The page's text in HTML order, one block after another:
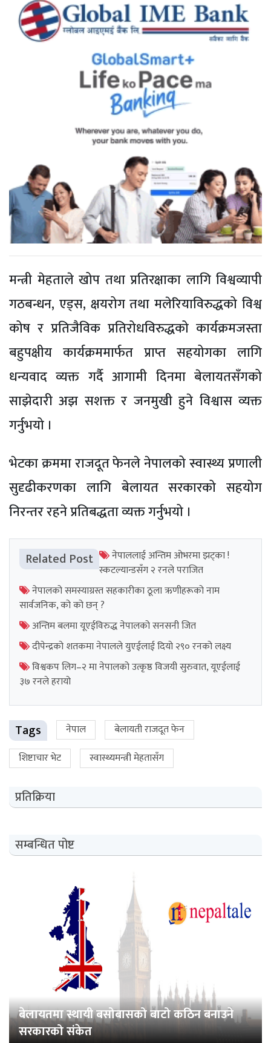
मन्त्री मेहताले खोप तथा प्रतिरक्षाका लागि विश्वव्यापी
गठबन्धन, एड्स, क्षयरोग तथा मलेरियाविरुद्धको विश्व
कोष र प्रतिजैविक प्रतिरोधविरुद्धको कार्यक्रमजस्ता
बहुपक्षीय कार्यक्रममार्फत प्राप्त सहयोगका लागि
धन्यवाद व्यक्त गर्दै आगामी दिनमा बेलायतसँगको
साझेदारी अझ सशक्त र जनमुखी हुने विश्वास व्यक्त
गर्नुभयो ।
भेटका क्रममा राजदूत फेनले नेपालको स्वास्थ्य प्रणाली
सुदृढीकरणका लागि बेलायत सरकारको सहयोग
निरन्तर रहने प्रतिबद्धता व्यक्त गर्नुभयो ।
Related Post
नेपाललाई अन्तिम ओभरमा झट्का !
स्कटल्यान्डसँग २ रनले पराजित
नेपालको समस्याग्रस्त सहकारीका ठूला ऋणीहरूको नाम
सार्वजनिक, को को छन् ?
अन्तिम बलमा यूएईविरुद्ध नेपालको सनसनी जित
दीपेन्द्रको शतकमा नेपालले युएईलाई दियो २९० रनको लक्ष्य
विश्वकप लिग–२ मा नेपालको उत्कृष्ठ विजयी सुरुवात, यूएईलाई
३७ रनले हरायो
Tags नेपाल
बेलायती राजदूत फेन
शिष्टाचार भेट
स्वास्थ्यमन्त्री मेहतासँग
प्रतिक्रिया
सम्बन्धित पोष्ट
बेलायतमा स्थायी बसोबासको बाटो कठिन बनाउने
सरकारको संकेत